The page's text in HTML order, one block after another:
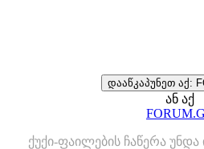
დააწკაპუნეთ აქ:
ან აქ
ქუქი-ფაილების ჩაწერა